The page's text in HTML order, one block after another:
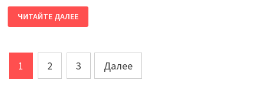
МОЛОДЕЖНЫЙ
СОВЕТ
ПРОХОДИТ
ГРАНТАМ
ЧИТАЙТЕ ДАЛЕЕ
Пагинация
1 2 3 Далее